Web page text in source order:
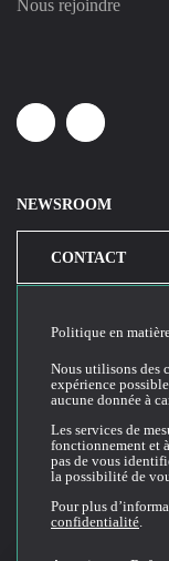
Nous rejoindre
LinkedinYoutube
NEWSROOM
CONTACT
Conditions générales
Politique de
Politique de cookies
Conditions Générales
Politique en
Nous utilisons des
expérience
aucune donnée à
Les services de
fonctionnement et
pas de vous
la possibilité de
Pour plus
confidentialité.